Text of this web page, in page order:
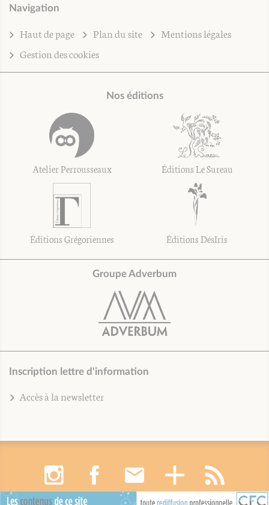
Navigation
Haut de page Plan du site
Mentions légales
Gestion des cookies
Nos éditions
Atelier Perrousseaux Éditions Le Sureau
Éditions Grégoriennes Éditions DésIris
Groupe Adverbum
Inscription lettre d'information
Accès à la newsletter